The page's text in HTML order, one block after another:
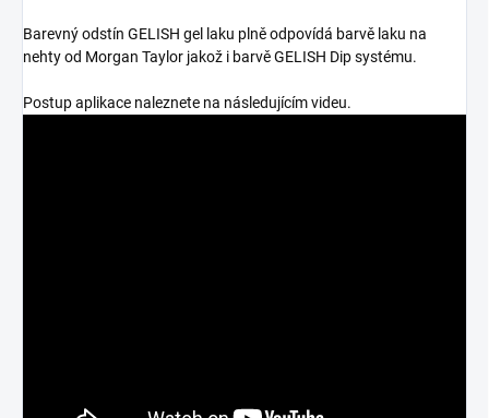
Barevný odstín GELISH gel laku plně odpovídá barvě laku na
nehty od Morgan Taylor jakož i barvě GELISH Dip systému.
Postup aplikace naleznete na následujícím videu.